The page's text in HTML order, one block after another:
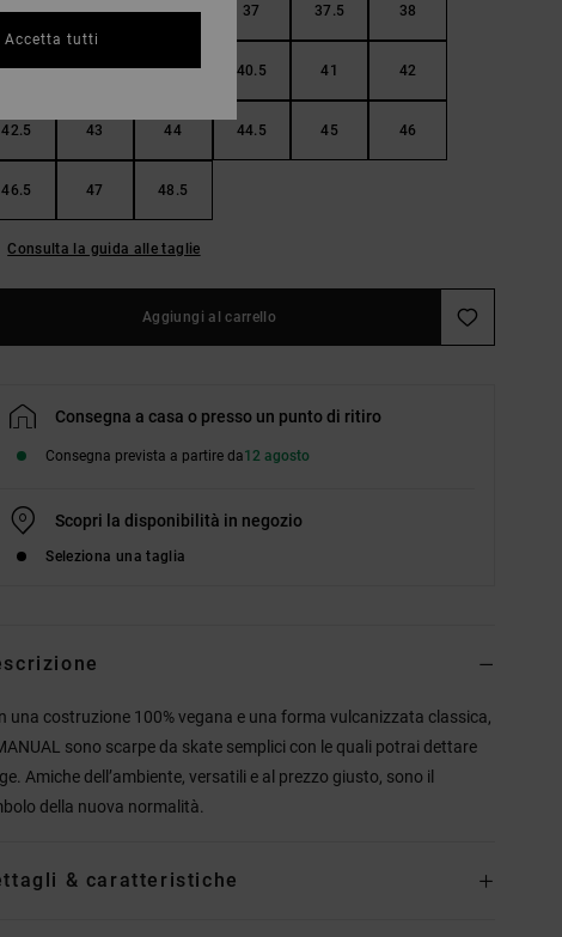
35.5 36 36.5 37 37.5 38
38.5 39 40 40.5 41 42
42.5 43 44 44.5 45 46
46.5 47 48.5
Consulta la guida alle taglie
Aggiungi al carrello
Consegna a casa o presso un punto di ritiro
Consegna prevista a partire da12 agosto
Scopri la disponibilità in negozio
Seleziona una taglia
una costruzione 100% vegana e una forma vulcanizzata classica,
sono scarpe da skate semplici con le quali potrai dettare
Amiche dell’ambiente, versatili e al prezzo giusto, sono il
della nuova normalità.
& caratteristiche
Accetta tutti